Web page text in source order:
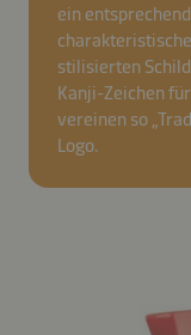
ein
stilisierten
Kanji-Zeichen
vereinen so
Logo.